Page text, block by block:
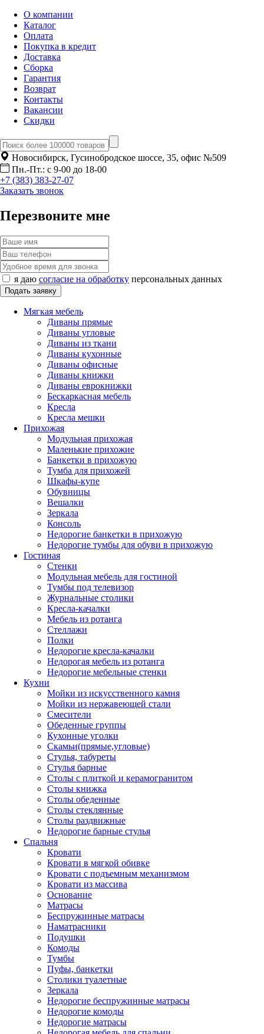
О компании
Каталог
Оплата
Покупка в кредит
Доставка
Сборка
Гарантия
Возврат
Контакты
Вакансии
Скидки
Новосибирск, Гусинобродское шоссе, 35, офис №509
Пн.-Пт.: с 9-00 до 18-00
+7 (383) 383-27-07
Заказать звонок
Перезвоните мне
я даю согласие на обработку персональных данных
Мягкая мебель
Диваны прямые
Диваны угловые
Диваны из ткани
Диваны кухонные
Диваны офисные
Диваны книжки
Диваны еврокнижки
Бескаркасная мебель
Кресла
Кресла мешки
Прихожая
Модульная прихожая
Маленькие прихожие
Банкетки в прихожую
Тумба для прихожей
Шкафы-купе
Обувницы
Вешалки
Зеркала
Консоль
Недорогие банкетки в прихожую
Недорогие тумбы для обуви в прихожую
Гостиная
Стенки
Модульная мебель для гостиной
Тумбы под телевизор
Журнальные столики
Кресла-качалки
Мебель из ротанга
Стеллажи
Полки
Недорогие кресла-качалки
Недорогая мебель из ротанга
Недорогие мебельные стенки
Кухни
Мойки из искусственного камня
Мойки из нержавеющей стали
Смесители
Обеденные группы
Кухонные уголки
Скамьи(прямые,угловые)
Стулья, табуреты
Стулья барные
Столы с плиткой и керамогранитом
Столы книжка
Столы обеденные
Столы стеклянные
Столы раздвижные
Недорогие барные стулья
Спальня
Кровати
Кровати в мягкой обивке
Кровати с подъемным механизмом
Кровати из массива
Основание
Матрасы
Беспружинные матрасы
Наматрасники
Подушки
Комоды
Тумбы
Пуфы, банкетки
Столики туалетные
Зеркала
Недорогие беспружинные матрасы
Недорогие комоды
Недорогие матрасы